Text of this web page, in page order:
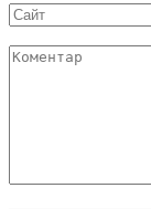
Сайт
Коментар